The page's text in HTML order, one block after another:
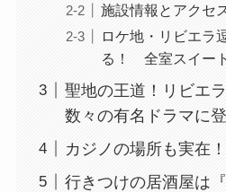
施設情報とアクセ
ロケ地・リビエラ
る！ 全室スイー
聖地の王道！リビエ
数々の有名ドラマに
カジノの場所も実在
行きつけの居酒屋は